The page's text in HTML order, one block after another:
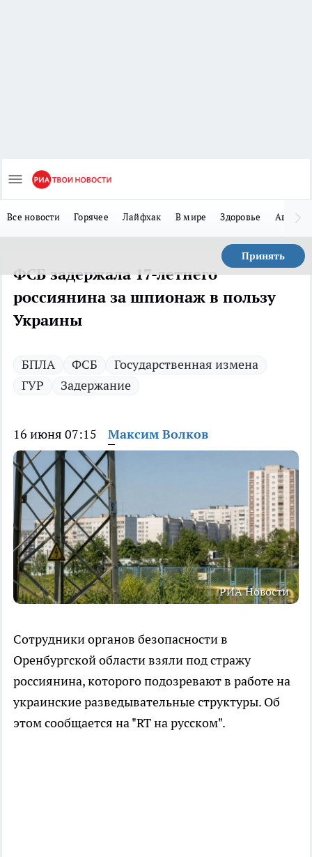
Все новости Горячее Лайфхак В мире Здоровье Авто
Принять
ФСБ задержала 17-летнего
россиянина за шпионаж в пользу
Украины
БПЛА ФСБ
Государственная измена
ГУР
Задержание
16 июня 07:15 Максим Волков
РИА Новости
Сотрудники органов безопасности в
Оренбургской области взяли под стражу
россиянина, которого подозревают в работе на
украинские разведывательные структуры. Об
этом сообщается на "RT на русском".